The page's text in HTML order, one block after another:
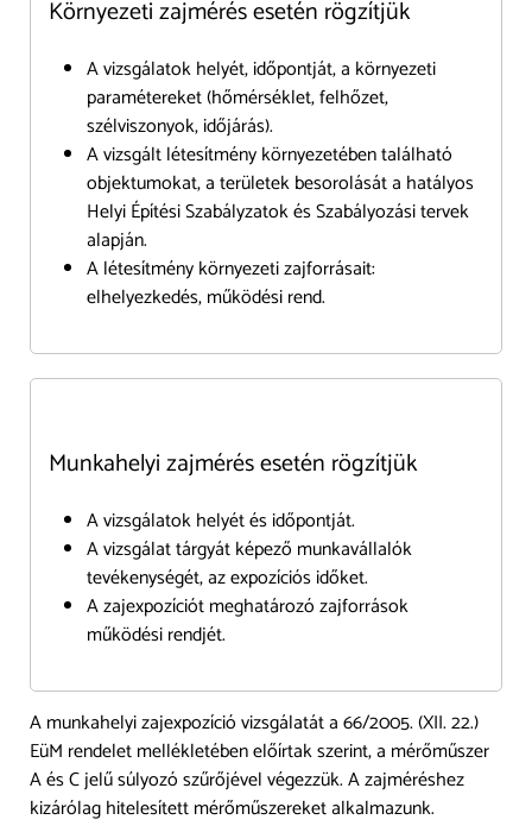
Környezeti zajmérés esetén rögzítjük
A vizsgálatok helyét, időpontját, a környezeti
paramétereket (hőmérséklet, felhőzet,
szélviszonyok, időjárás).
A vizsgált létesítmény környezetében található
objektumokat, a területek besorolását a hatályos
Helyi Építési Szabályzatok és Szabályozási tervek
alapján.
A létesítmény környezeti zajforrásait:
elhelyezkedés, működési rend.
Munkahelyi zajmérés esetén rögzítjük
A vizsgálatok helyét és időpontját.
A vizsgálat tárgyát képező munkavállalók
tevékenységét, az expozíciós időket.
A zajexpozíciót meghatározó zajforrások
működési rendjét.
A munkahelyi zajexpozíció vizsgálatát a 66/2005. (XII. 22.)
EüM rendelet mellékletében előírtak szerint, a mérőműszer
A és C jelű súlyozó szűrőjével végezzük. A zajméréshez
kizárólag hitelesített mérőműszereket alkalmazunk.